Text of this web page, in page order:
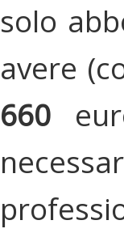
solo
avere
660